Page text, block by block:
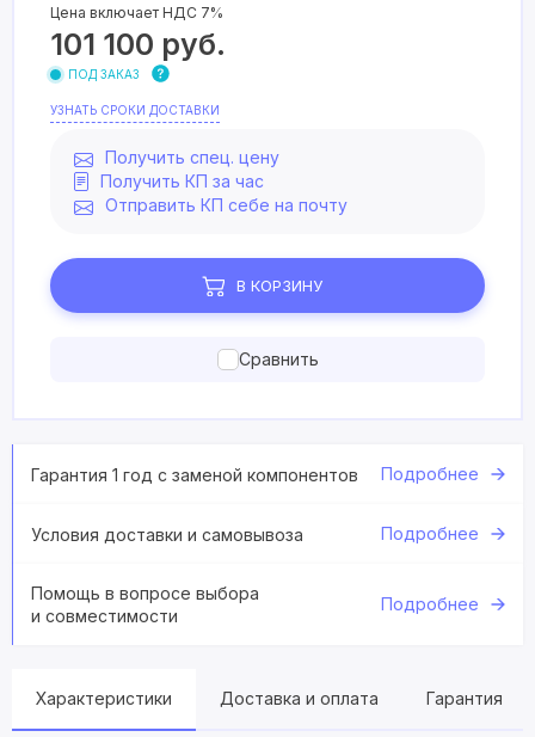
Цена включает НДС 7%
101 100 руб.
ПОД ЗАКАЗ
УЗНАТЬ СРОКИ ДОСТАВКИ
Получить спец. цену
Получить КП за час
Отправить КП себе на почту
В КОРЗИНУ
Сравнить
Гарантия 1 год с заменой компонентов Подробнее
Условия доставки и самовывоза Подробнее
Помощь в вопросе выбора
и совместимости
Подробнее
Характеристики Доставка и оплата Гарантия